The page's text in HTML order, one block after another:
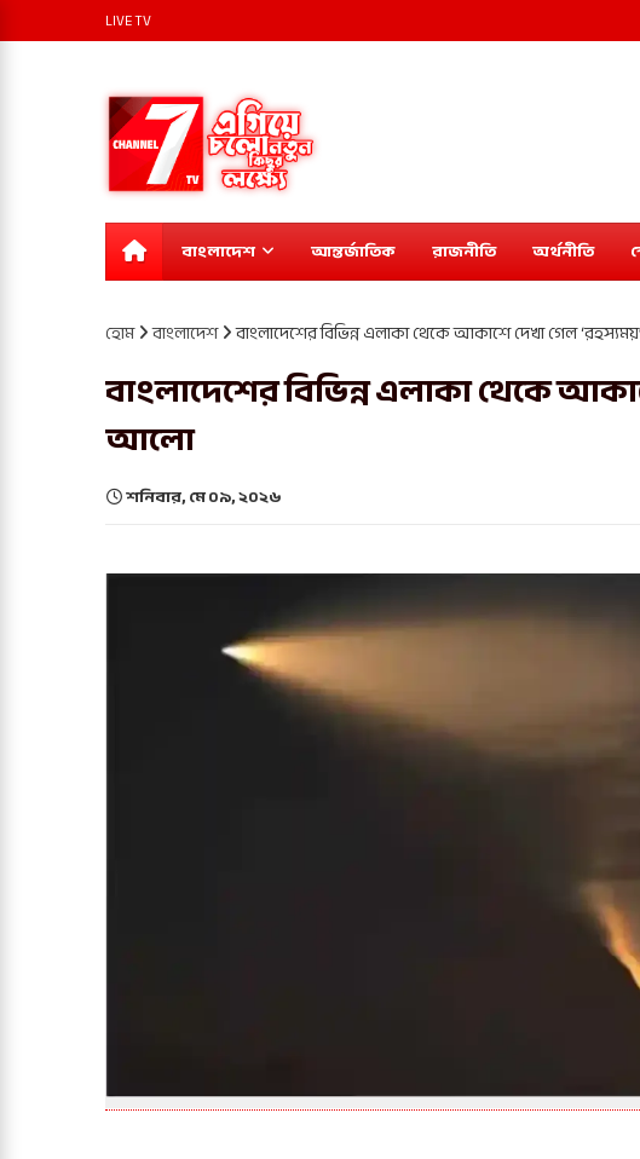
LIVE TV
বাংলাদেশ আন্তর্জাতিক রাজনীতি অর্থনীতি
হোম বাংলাদেশ বাংলাদেশের বিভিন্ন এলাকা থেকে আকাশে দেখা গেল
বাংলাদেশের বিভিন্ন এলাকা থেকে
আলো
শনিবার, মে ০৯, ২০২৬